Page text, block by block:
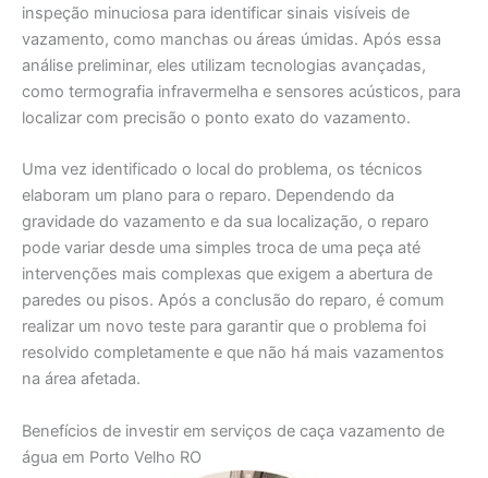
inspeção minuciosa para identificar sinais visíveis de
vazamento, como manchas ou áreas úmidas. Após essa
análise preliminar, eles utilizam tecnologias avançadas,
como termografia infravermelha e sensores acústicos, para
localizar com precisão o ponto exato do vazamento.
Uma vez identificado o local do problema, os técnicos
elaboram um plano para o reparo. Dependendo da
gravidade do vazamento e da sua localização, o reparo
pode variar desde uma simples troca de uma peça até
intervenções mais complexas que exigem a abertura de
paredes ou pisos. Após a conclusão do reparo, é comum
realizar um novo teste para garantir que o problema foi
resolvido completamente e que não há mais vazamentos
na área afetada.
Benefícios de investir em serviços de caça vazamento de
água em Porto Velho RO